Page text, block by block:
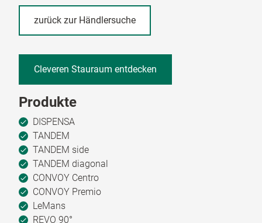
zurück zur Händlersuche
Cleveren Stauraum entdecken
Produkte
DISPENSA
TANDEM
TANDEM side
TANDEM diagonal
CONVOY Centro
CONVOY Premio
LeMans
REVO 90°